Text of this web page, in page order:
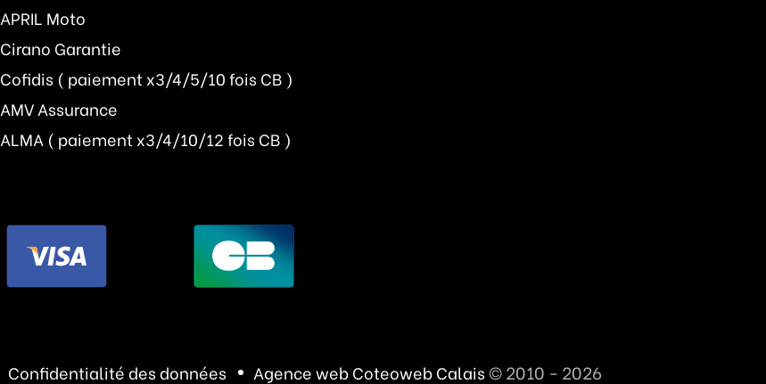
APRIL Moto
Cirano Garantie
Cofidis ( paiement x3/4/5/10 fois CB )
AMV Assurance
ALMA ( paiement x3/4/10/12 fois CB )
Confidentialité des données Agence web Coteoweb Calais© 2010 - 2026